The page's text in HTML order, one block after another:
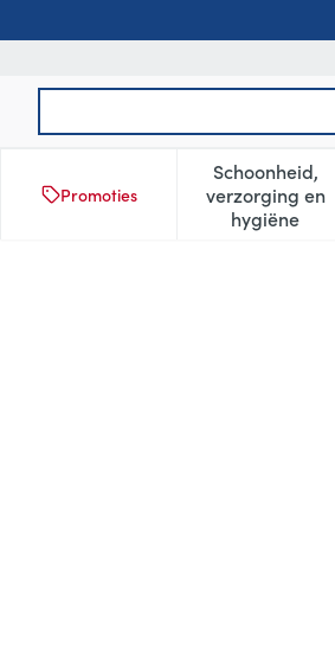
Promoties
Schoonheid,
verzorging en
hygiëne
Toon
Protewin